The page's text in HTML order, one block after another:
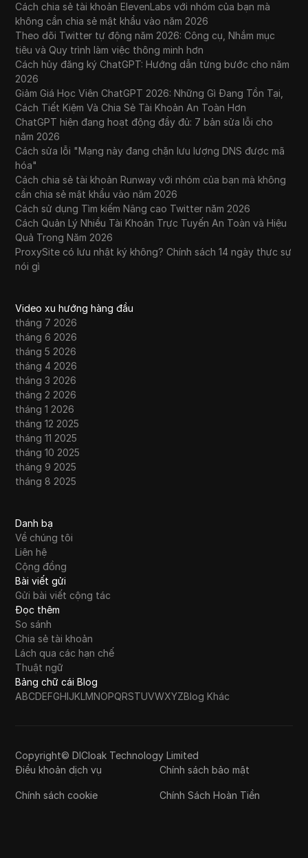
Cách chia sẻ tài khoản ElevenLabs với nhóm của bạn mà
không cần chia sẻ mật khẩu vào năm 2026
Theo dõi Twitter tự động năm 2026: Công cụ, Nhắm mục
tiêu và Quy trình làm việc thông minh hơn
Cách hủy đăng ký ChatGPT: Hướng dẫn từng bước cho năm
2026
Giảm Giá Học Viên ChatGPT 2026: Những Gì Đang Tồn Tại,
Cách Tiết Kiệm Và Chia Sẻ Tài Khoản An Toàn Hơn
ChatGPT hiện đang hoạt động đầy đủ: 7 bản sửa lỗi cho
năm 2026
Cách sửa lỗi "Mạng này đang chặn lưu lượng DNS được mã
hóa"
Cách chia sẻ tài khoản Runway với nhóm của bạn mà không
cần chia sẻ mật khẩu vào năm 2026
Cách sử dụng Tìm kiếm Nâng cao Twitter năm 2026
Cách Quản Lý Nhiều Tài Khoản Trực Tuyến An Toàn và Hiệu
Quả Trong Năm 2026
ProxySite có lưu nhật ký không? Chính sách 14 ngày thực sự
nói gì
Video xu hướng hàng đầu
tháng 7 2026
tháng 6 2026
tháng 5 2026
tháng 4 2026
tháng 3 2026
tháng 2 2026
tháng 1 2026
tháng 12 2025
tháng 11 2025
tháng 10 2025
tháng 9 2025
tháng 8 2025
Danh bạ
Về chúng tôi
Liên hệ
Cộng đồng
Bài viết gửi
Gửi bài viết cộng tác
Đọc thêm
So sánh
Chia sẻ tài khoản
Lách qua các hạn chế
Thuật ngữ
Bảng chữ cái Blog
ABCDEFGHIJKLMNOPQRSTUVWXYZBlog Khác
Copyright© DICloak Technology Limited
Điều khoản dịch vụ
Chính sách bảo mật
Chính sách cookie Chính Sách Hoàn Tiền